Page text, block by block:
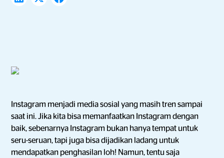
Instagram menjadi media sosial yang masih tren sampai
saat ini. Jika kita bisa memanfaatkan Instagram dengan
baik, sebenarnya Instagram bukan hanya tempat untuk
seru-seruan, tapi juga bisa dijadikan ladang untuk
mendapatkan penghasilan loh! Namun, tentu saja